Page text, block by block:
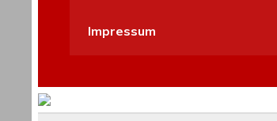
Impressum